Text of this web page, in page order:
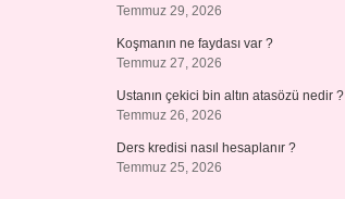
Temmuz 29, 2026
Koşmanın ne faydası var ?
Temmuz 27, 2026
Ustanın çekici bin altın atasözü nedir ?
Temmuz 26, 2026
Ders kredisi nasıl hesaplanır ?
Temmuz 25, 2026